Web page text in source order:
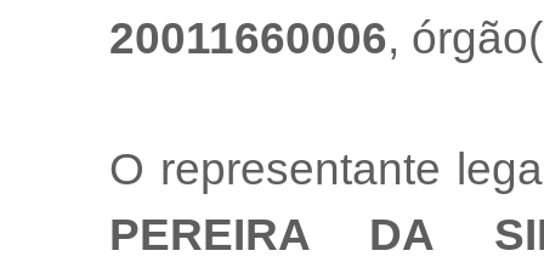
20011660006,
O representante
PEREIRA DA